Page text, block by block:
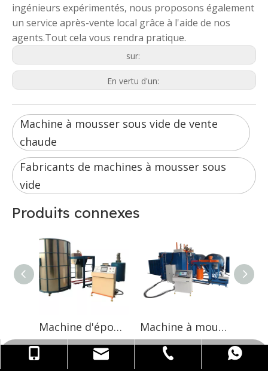
ingénieurs expérimentés, nous proposons également
un service après-vente local grâce à l'aide de nos
agents.Tout cela vous rendra pratique.
sur:
En vertu d'un:
Machine à mousser sous vide de vente
chaude
Fabricants de machines à mousser sous
vide
Produits connexes
Machine d'éponge de fabrication de mousse semi-automatique Machine à mousser sous vide automatique, vente en ligne Ali baba, en provenance de chine
0086-13822417621
softlife@softlife.com.cn
0750-5489338